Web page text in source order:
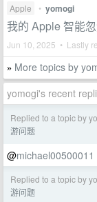
Apple • yomogi
我的 Apple 智能
Jun 10, 2025 • Lastly
» More topics by
yomogi's recent
Replied to a topic by
游问题
@michael00500011
Replied to a topic by
游问题